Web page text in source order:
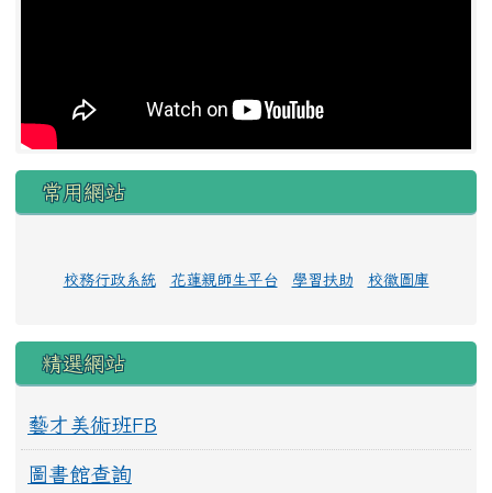
常用網站
校務行政系統 花蓮親師生平台 學習扶助 校徽圖庫
精選網站
藝才美術班FB
圖書館查詢